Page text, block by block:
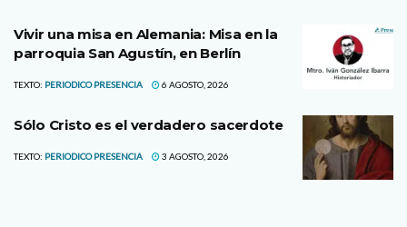
Vivir una misa en Alemania: Misa en la
parroquia San Agustín, en Berlín
TEXTO: PERIODICO PRESENCIA 6 AGOSTO, 2026
Sólo Cristo es el verdadero sacerdote
TEXTO: PERIODICO PRESENCIA 3 AGOSTO, 2026